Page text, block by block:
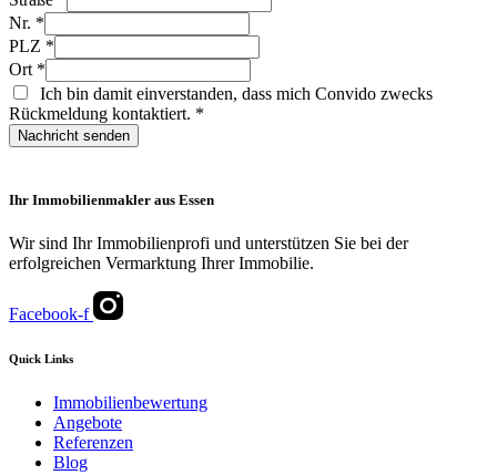
Nr. *
PLZ *
Ort *
Ich bin damit einverstanden, dass mich Convido zwecks
Rückmeldung kontaktiert. *
Nachricht senden
Ihr Immobilienmakler aus Essen
Wir sind Ihr Immobilienprofi und unterstützen Sie bei der
erfolgreichen Vermarktung Ihrer Immobilie.
Facebook-f
Quick Links
Immobilienbewertung
Angebote
Referenzen
Blog